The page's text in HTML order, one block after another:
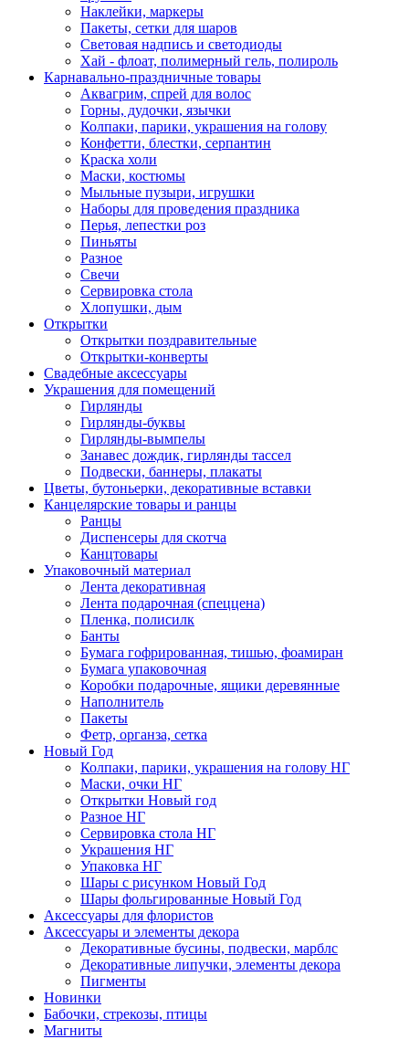
Наклейки, маркеры
Пакеты, сетки для шаров
Световая надпись и светодиоды
Хай - флоат, полимерный гель, полироль
Карнавально-праздничные товары
Аквагрим, спрей для волос
Горны, дудочки, язычки
Колпаки, парики, украшения на голову
Конфетти, блестки, серпантин
Краска холи
Маски, костюмы
Мыльные пузыри, игрушки
Наборы для проведения праздника
Перья, лепестки роз
Пиньяты
Разное
Свечи
Сервировка стола
Хлопушки, дым
Открытки
Открытки поздравительные
Открытки-конверты
Свадебные аксессуары
Украшения для помещений
Гирлянды
Гирлянды-буквы
Гирлянды-вымпелы
Занавес дождик, гирлянды тассел
Подвески, баннеры, плакаты
Цветы, бутоньерки, декоративные вставки
Канцелярские товары и ранцы
Ранцы
Диспенсеры для скотча
Канцтовары
Упаковочный материал
Лента декоративная
Лента подарочная (спеццена)
Пленка, полисилк
Банты
Бумага гофрированная, тишью, фоамиран
Бумага упаковочная
Коробки подарочные, ящики деревянные
Наполнитель
Пакеты
Фетр, органза, сетка
Новый Год
Колпаки, парики, украшения на голову НГ
Маски, очки НГ
Открытки Новый год
Разное НГ
Сервировка стола НГ
Украшения НГ
Упаковка НГ
Шары с рисунком Новый Год
Шары фольгированные Новый Год
Аксессуары для флористов
Аксессуары и элементы декора
Декоративные бусины, подвески, марблс
Декоративные липучки, элементы декора
Пигменты
Новинки
Бабочки, стрекозы, птицы
Магниты